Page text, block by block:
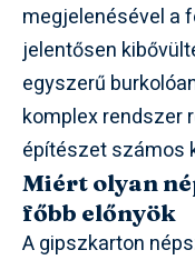
megjelenésével a
jelentősen
egyszerű
komplex rendszer
építészet számos
Miért olyan
főbb előnyök
A gipszkarton